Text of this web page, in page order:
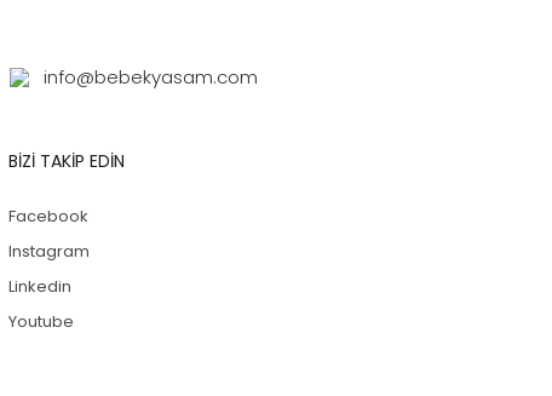
info@bebekyasam.com
BİZİ TAKİP EDİN
Facebook
Instagram
Linkedin
Youtube